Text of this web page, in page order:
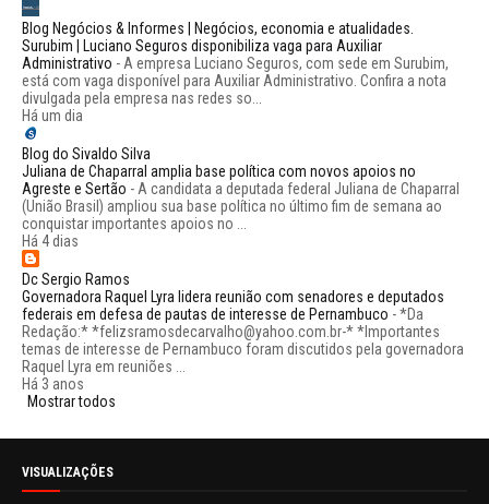
Blog Negócios & Informes | Negócios, economia e atualidades.
Surubim | Luciano Seguros disponibiliza vaga para Auxiliar
Administrativo - A empresa Luciano Seguros, com sede em Surubim,
está com vaga disponível para Auxiliar Administrativo. Confira a nota
divulgada pela empresa nas redes so...
Há um dia
Blog do Sivaldo Silva
Juliana de Chaparral amplia base política com novos apoios no
Agreste e Sertão - A candidata a deputada federal Juliana de Chaparral
(União Brasil) ampliou sua base política no último fim de semana ao
conquistar importantes apoios no ...
Há 4 dias
Dc Sergio Ramos
Governadora Raquel Lyra lidera reunião com senadores e deputados
federais em defesa de pautas de interesse de Pernambuco -*Da
Redação:* *felizsramosdecarvalho@yahoo.com.br-* *Importantes
temas de interesse de Pernambuco foram discutidos pela governadora
Raquel Lyra em reuniões ...
Há 3 anos
Mostrar todos
VISUALIZAÇÕES